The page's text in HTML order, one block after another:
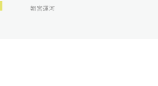
朝宮運河